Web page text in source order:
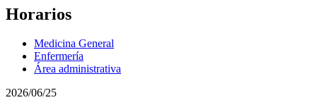
Horarios
Medicina General
Enfermería
Área administrativa
2026/06/25